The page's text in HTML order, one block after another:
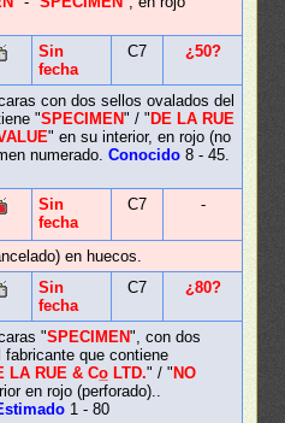
Sin
fecha
C7 ¿50?
con dos sellos ovalados del
"SPECIMEN" / " DE LA RUE
" en su interior, en rojo (no
numerado.Conocido 8 - 45.
Sin
fecha
C7 -
en huecos.
Sin
fecha
C7 ¿80?
"SPECIMEN", con dos
que contiene
LA RUE & Co̲ LTD." / " NO
en rojo (perforado)..
1 - 80